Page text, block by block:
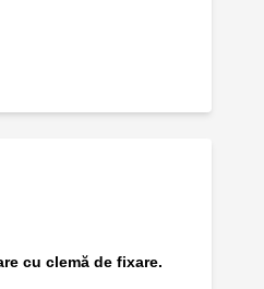
cu clemă de fixare.